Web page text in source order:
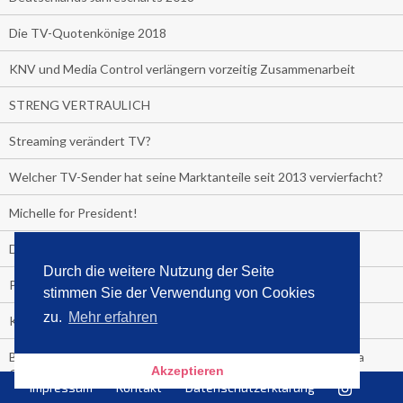
Durch die weitere Nutzung der Seite
stimmen Sie der Verwendung von Cookies
zu. Mehr erfahren
Akzeptieren
Die TV-Quotenkönige 2018
KNV und Media Control verlängern vorzeitig Zusammenarbeit
STRENG VERTRAULICH
Streaming verändert TV?
Welcher TV-Sender hat seine Marktanteile seit 2013 vervierfacht?
Michelle for President!
Das gruseligste Buch aller Zeiten
Promi-Biografien
Kerkeling erhält Spitzenfeder für meistverkauftes Buch
Börsenverein und MVB verlängern vorzeitig Verträge mit Media
Control bis 2024
Impressum Kontakt Datenschutzerklärung